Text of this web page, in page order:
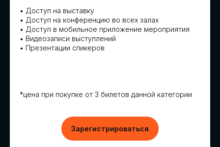
• Доступ на выставку
• Доступ на конференцию во всех залах
• Доступ в мобильное приложение мероприятия
• Видеозаписи выступлений
• Презентации спикеров
*цена при покупке от 3 билетов данной категории
Зарегистрироваться